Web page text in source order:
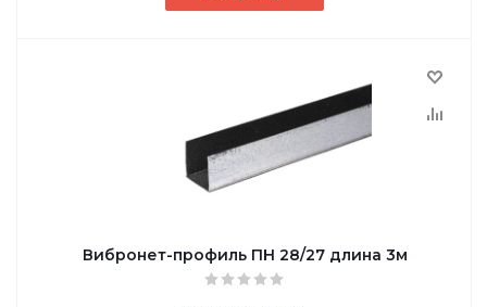
Вибронет-профиль ПН 28/27 длина 3м